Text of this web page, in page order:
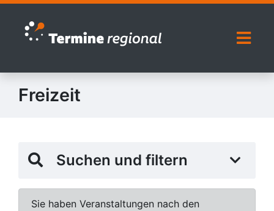
Zur Navigation springen
Zum Inhalt springen
Freizeit
Suchen und filtern
Sie haben Veranstaltungen nach den